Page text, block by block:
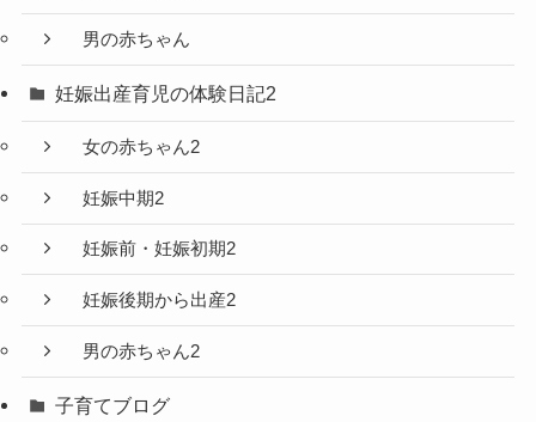
男の赤ちゃん
妊娠出産育児の体験日記2
女の赤ちゃん2
妊娠中期2
妊娠前・妊娠初期2
妊娠後期から出産2
男の赤ちゃん2
子育てブログ